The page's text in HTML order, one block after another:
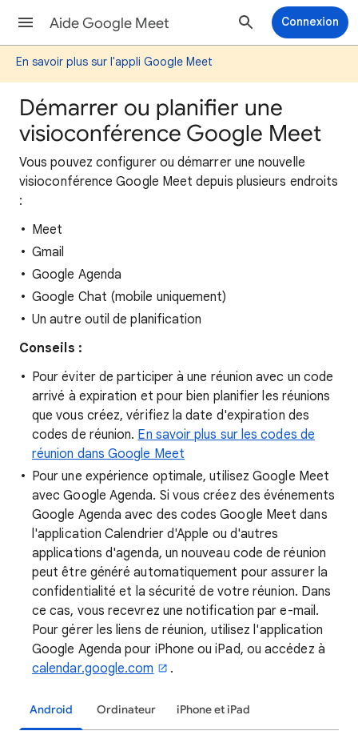
Aide Google Meet Connexion
En savoir plus sur l'appli Google Meet
Démarrer ou planifier une
visioconférence Google Meet
Vous pouvez configurer ou démarrer une nouvelle
visioconférence Google Meet depuis plusieurs endroits
:
Meet
Gmail
Google Agenda
Google Chat (mobile uniquement)
Un autre outil de planification
Conseils :
Pour éviter de participer à une réunion avec un code
arrivé à expiration et pour bien planifier les réunions
que vous créez, vérifiez la date d'expiration des
codes de réunion. En savoir plus sur les codes de
réunion dans Google Meet
Pour une expérience optimale, utilisez Google Meet
avec Google Agenda. Si vous créez des événements
Google Agenda avec des codes Google Meet dans
l'application Calendrier d'Apple ou d'autres
applications d'agenda, un nouveau code de réunion
peut être généré automatiquement pour assurer la
confidentialité et la sécurité de votre réunion. Dans
ce cas, vous recevrez une notification par e-mail.
Pour gérer les liens de réunion, utilisez l'application
Google Agenda pour iPhone ou iPad, ou accédez à
calendar.google.com
.
Android Ordinateur iPhone et iPad